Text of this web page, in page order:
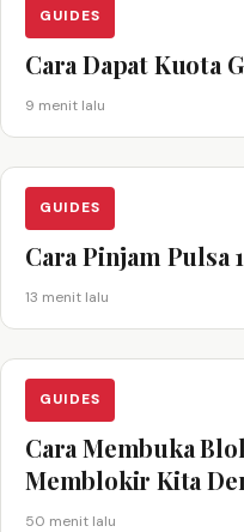
GUIDES
Cara Dapat Kuota
9 menit lalu
GUIDES
Cara Pinjam Pulsa
13 menit lalu
GUIDES
Cara Membuka
Memblokir Kita
50 menit lalu